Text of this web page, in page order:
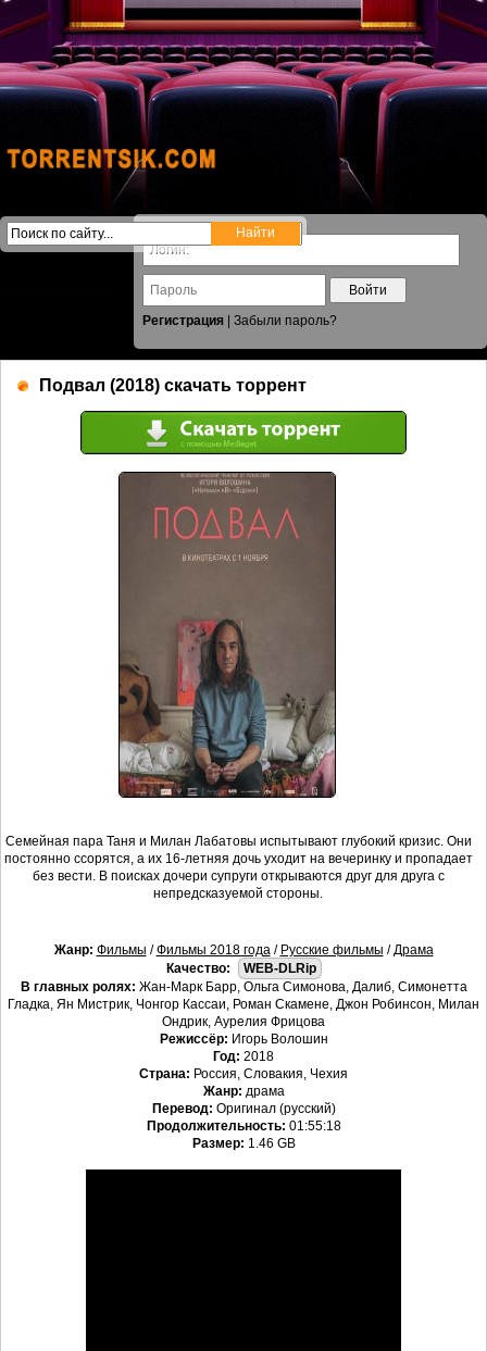
Войти
Регистрация
Забыли пароль?
Подвал (2018) скачать торрент
Семейная пара Таня и Милан Лабатовы испытывают глубокий кризис. Они
постоянно ссорятся, а их 16-летняя дочь уходит на вечеринку и пропадает
без вести. В поисках дочери супруги открываются друг для друга с
непредсказуемой стороны.
Жанр: Фильмы /Фильмы 2018 года/ Русские фильмы /Драма
Качество:
WEB-DLRip
В главных ролях: Жан-Марк Барр, Ольга Симонова, Далиб, Симонетта
Гладка, Ян Мистрик, Чонгор Кассаи, Роман Скамене, Джон Робинсон, Милан
Ондрик, Аурелия Фрицова
Режиссёр: Игорь Волошин
Год: 2018
Страна: Россия, Словакия, Чехия
Жанр: драма
Перевод: Оригинал (русский)
Продолжительность: 01:55:18
Размер: 1.46 GB